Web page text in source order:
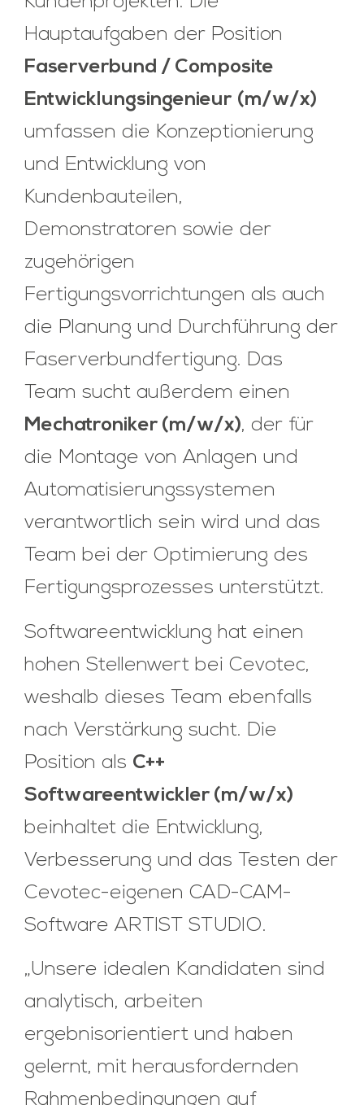
Hauptaufgaben der Position
Faserverbund / Composite
Entwicklungsingenieur (m/w/x)
umfassen die Konzeptionierung
und Entwicklung von
Kundenbauteilen,
Demonstratoren sowie der
zugehörigen
Fertigungsvorrichtungen als auch
die Planung und Durchführung der
Faserverbundfertigung. Das
Team sucht außerdem einen
Mechatroniker (m/w/x), der für
die Montage von Anlagen und
Automatisierungssystemen
verantwortlich sein wird und das
Team bei der Optimierung des
Fertigungsprozesses unterstützt.
Softwareentwicklung hat einen
hohen Stellenwert bei Cevotec,
weshalb dieses Team ebenfalls
nach Verstärkung sucht. Die
Position als C++
Softwareentwickler (m/w/x)
beinhaltet die Entwicklung,
Verbesserung und das Testen der
Cevotec-eigenen CAD-CAM-
Software ARTIST STUDIO.
„Unsere idealen Kandidaten sind
analytisch, arbeiten
ergebnisorientiert und haben
gelernt, mit herausfordernden
Rahmenbedingungen auf